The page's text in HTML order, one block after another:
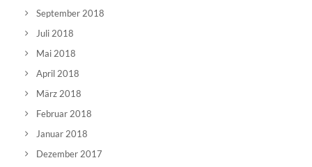
September 2018
Juli 2018
Mai 2018
April 2018
März 2018
Februar 2018
Januar 2018
Dezember 2017